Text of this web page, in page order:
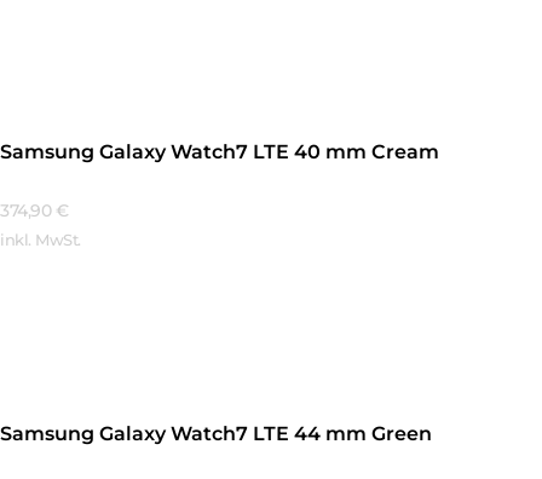
Samsung Galaxy Watch7 LTE 40 mm Cream
374,90 €
inkl. MwSt.
Samsung Galaxy Watch7 LTE 44 mm Green